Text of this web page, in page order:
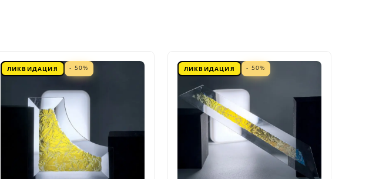
ЛИКВИДАЦИЯ - 50% ЛИКВИДАЦИЯ - 50%